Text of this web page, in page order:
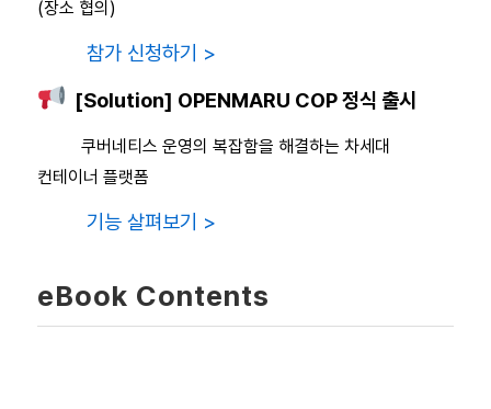
(장소 협의)
참가 신청하기 >
[Solution] OPENMARU COP 정식 출시
쿠버네티스 운영의 복잡함을 해결하는 차세대
컨테이너 플랫폼
기능 살펴보기 >
eBook Contents